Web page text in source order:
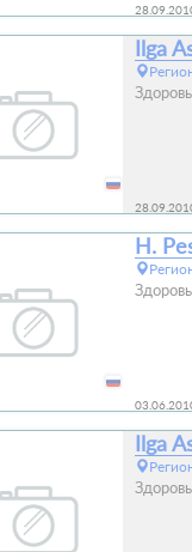
Ilga
H.
Ilga